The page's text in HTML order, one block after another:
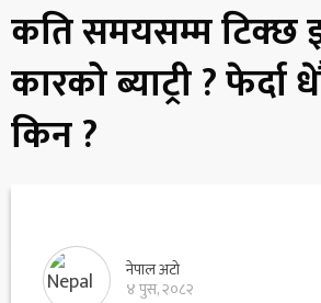
कति समयसम्म टिक्छ
कारको ब्याट्री ? फेर्दा
किन ?
नेपाल अटो
४ पुस, २०८२